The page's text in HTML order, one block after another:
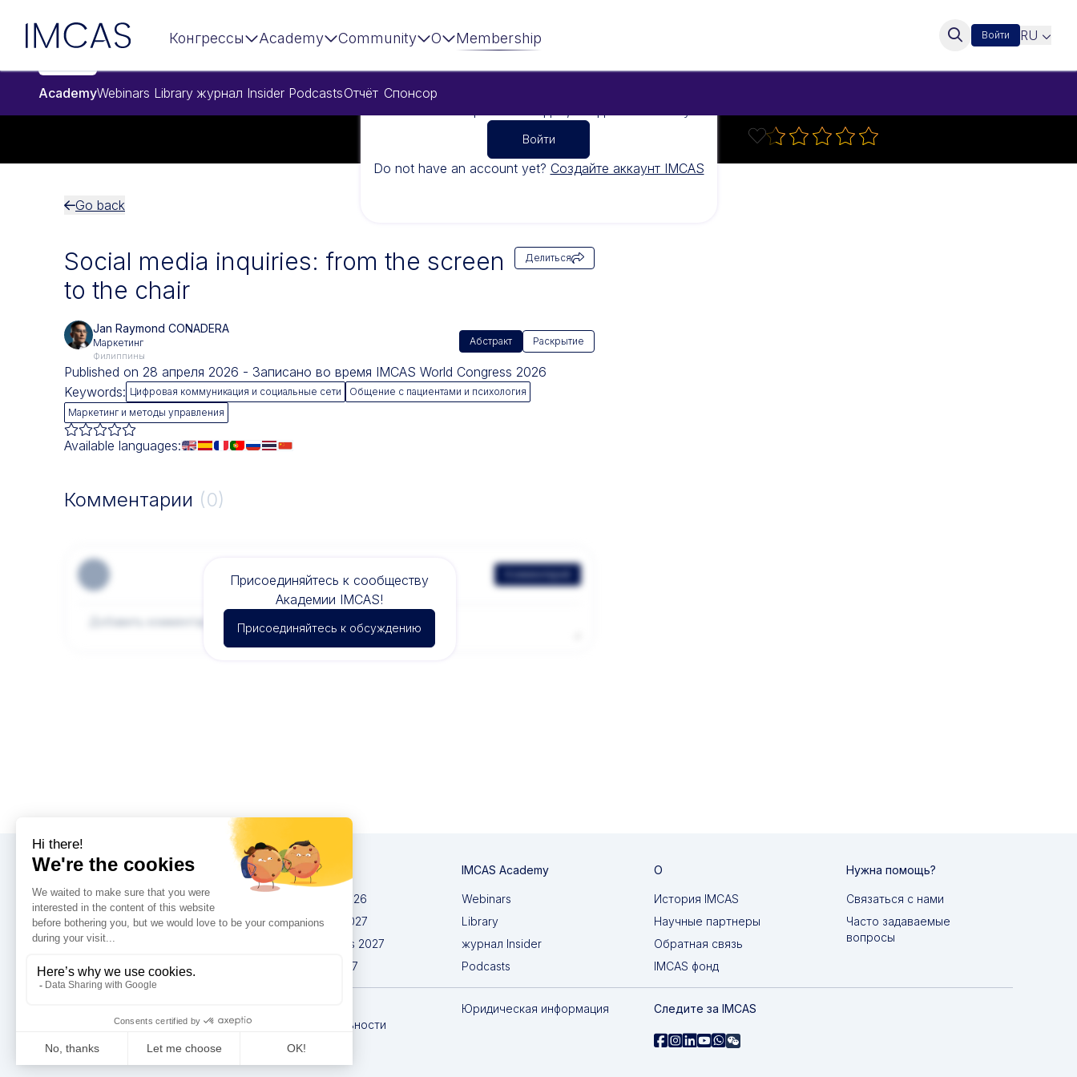
IMCAS
Конгрессы Academy Community О Membership Войти RU
AcademyWebinars Library журнал Insider PodcastsОтчёт Спонсор
Войти
Do not have an account yet? Создайте аккаунт IMCAS
Go back
Social media inquiries: from the screen
to the chair
Делиться
Jan Raymond CONADERA
Маркетинг
Филиппины
Абстракт Раскрытие
Published on 28 апреля 2026 - Записано во время IMCAS World Congress 2026
Keywords: Цифровая коммуникация и социальные сети
Общение с пациентами и психология
Маркетинг и методы управления
Available languages:
Комментарии (0)
Присоединяйтесь к сообществу
Академии IMCAS!
Присоединяйтесь к обсуждению
Конгрессы
IMCAS China 2026
IMCAS World 2027
IMCAS Americas 2027
IMCAS Asia 2027
IMCAS Academy
Webinars
Library
журнал Insider
Podcasts
О
История IMCAS
Научные партнеры
Обратная связь
IMCAS фонд
Нужна помощь?
Связаться с нами
Часто задаваемые
вопросы
конфиденциальности
Юридическая информация Следите за IMCAS